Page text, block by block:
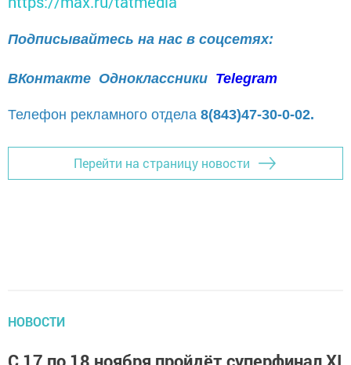
Подписывайтесь на нас в соцсетях:
ВКонтакте Одноклассники Telegram
Телефон рекламного отдела 8(843)47-30-0-02.
Перейти на страницу новости
НОВОСТИ